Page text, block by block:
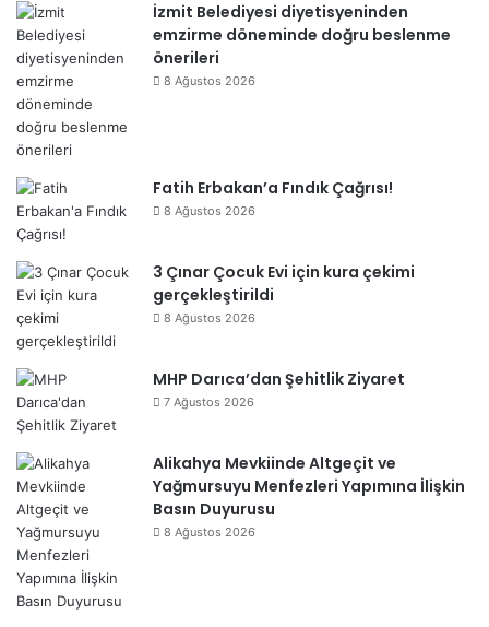
İzmit Belediyesi diyetisyeninden
emzirme döneminde doğru beslenme
önerileri
8 Ağustos 2026
Fatih Erbakan’a Fındık Çağrısı!
8 Ağustos 2026
3 Çınar Çocuk Evi için kura çekimi
gerçekleştirildi
8 Ağustos 2026
MHP Darıca’dan Şehitlik Ziyaret
7 Ağustos 2026
Alikahya Mevkiinde Altgeçit ve
Yağmursuyu Menfezleri Yapımına İlişkin
Basın Duyurusu
8 Ağustos 2026